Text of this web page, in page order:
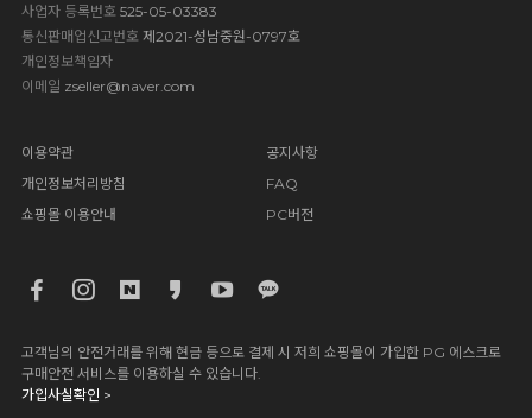
사업자 등록번호 525-05-03383
통신판매업신고번호 제2021-성남중원-0797호
개인정보책임자
이메일 zseller@naver.com
이용약관
개인정보처리방침
쇼핑몰 이용안내
공지사항
FAQ
PC버전
고객님의 안전거래를 위해 현금 등으로 결제 시 저희 쇼핑몰이 가입한 PG 에스크로
구매안전 서비스를 이용하실 수 있습니다.
가입사실확인 >